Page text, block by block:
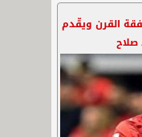
القرن ويقّدم